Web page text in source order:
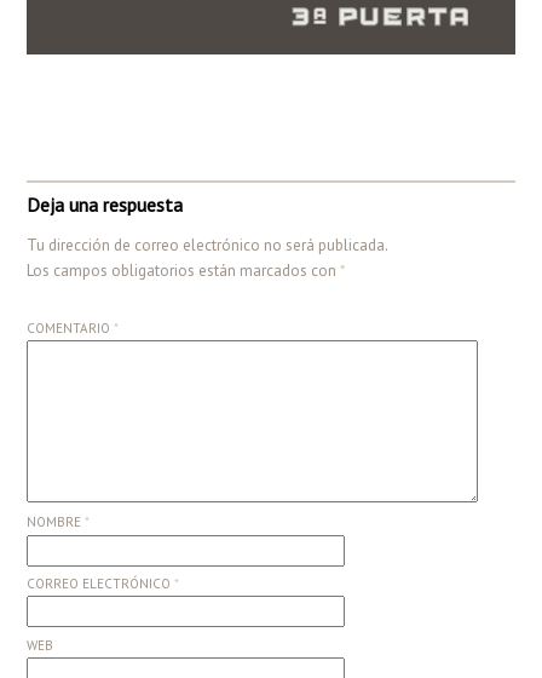
Deja una respuesta
Tu dirección de correo electrónico no será publicada.
Los campos obligatorios están marcados con*
COMENTARIO*
NOMBRE*
CORREO ELECTRÓNICO*
WEB